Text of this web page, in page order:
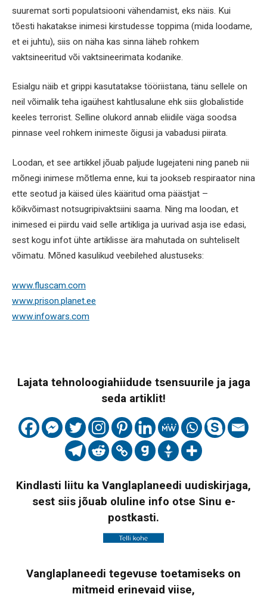
suuremat sorti populatsiooni vähendamist, eks näis. Kui
tõesti hakatakse inimesi kirstudesse toppima (mida loodame,
et ei juhtu), siis on näha kas sinna läheb rohkem
vaktsineeritud või vaktsineerimata kodanike.
Esialgu näib et grippi kasutatakse tööriistana, tänu sellele on
neil võimalik teha igaühest kahtlusalune ehk siis globalistide
keeles terrorist. Selline olukord annab eliidile väga soodsa
pinnase veel rohkem inimeste õigusi ja vabadusi piirata.
Loodan, et see artikkel jõuab paljude lugejateni ning paneb nii
mõnegi inimese mõtlema enne, kui ta jookseb respiraator nina
ette seotud ja käised üles kääritud oma päästjat –
kõikvõimast notsugripivaktsiini saama. Ning ma loodan, et
inimesed ei piirdu vaid selle artikliga ja uurivad asja ise edasi,
sest kogu infot ühte artiklisse ära mahutada on suhteliselt
võimatu. Mõned kasulikud veebilehed alustuseks:
www.fluscam.com
www.prison.planet.ee
www.infowars.com
Lajata tehnoloogiahiidude tsensuurile ja jaga
seda artiklit!
Kindlasti liitu ka Vanglaplaneedi uudiskirjaga,
sest siis jõuab oluline info otse Sinu e-
postkasti.
Vanglaplaneedi tegevuse toetamiseks on
mitmeid erinevaid viise,